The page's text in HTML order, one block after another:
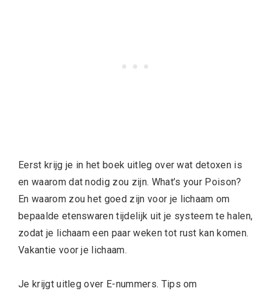
Eerst krijg je in het boek uitleg over wat detoxen is
en waarom dat nodig zou zijn. What’s your Poison?
En waarom zou het goed zijn voor je lichaam om
bepaalde etenswaren tijdelijk uit je systeem te halen,
zodat je lichaam een paar weken tot rust kan komen.
Vakantie voor je lichaam.
Je krijgt uitleg over E-nummers. Tips om